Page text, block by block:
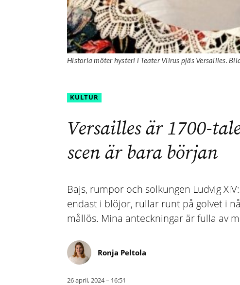
Historia möter hysteri i Teater Viirus pjäs Versailles.
KULTUR
Versailles är 1700-
scen är bara början
Bajs, rumpor och solkungen Ludvig
endast i blöjor, rullar runt på golvet i
mållös. Mina anteckningar är fulla av
Ronja Peltola
26 april, 2024 – 16:51